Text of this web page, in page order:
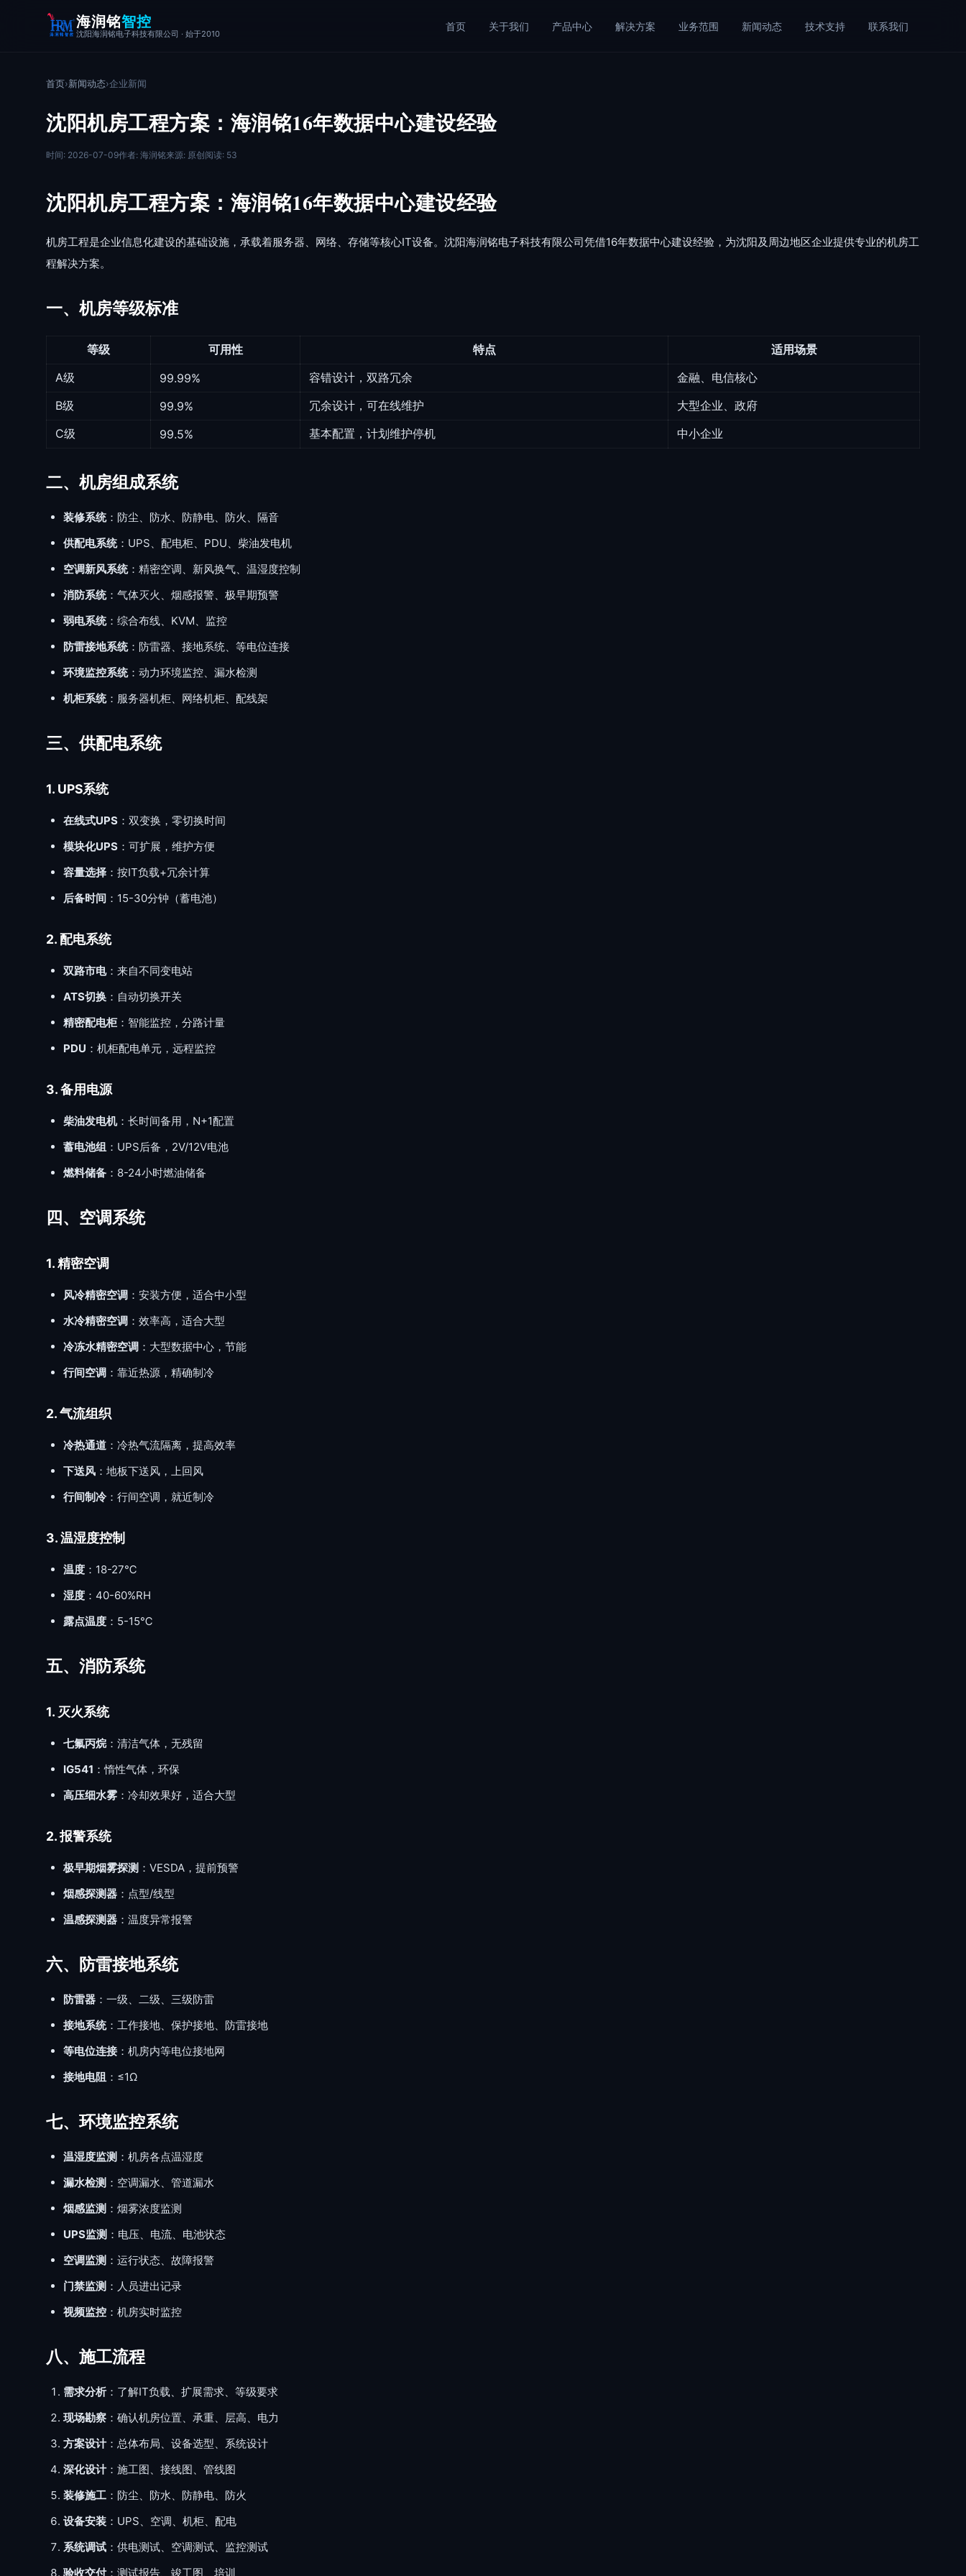
海润铭智控
沈阳海润铭电子科技有限公司 · 始于2010
首页 关于我们 产品中心 解决方案 业务范围 新闻动态 技术支持 联系我们
首页›新闻动态›企业新闻
沈阳机房工程方案：海润铭16年数据中心建设经验
时间: 2026-07-09作者: 海润铭来源: 原创阅读: 53
沈阳机房工程方案：海润铭16年数据中心建设经验
机房工程是企业信息化建设的基础设施，承载着服务器、网络、存储等核心IT设备。沈阳海润铭电子科技有限公司凭借16年数据中心建设经验，为沈阳及周边地区企业提供专业的机房工
程解决方案。
一、机房等级标准
等级 可用性 特点
适用场景
A级
99.99% 容错设计，双路冗余
金融、电信核心
B级
99.9% 冗余设计，可在线维护
大型企业、政府
C级
99.5% 基本配置，计划维护停机 中小企业
二、机房组成系统
装修系统：防尘、防水、防静电、防火、隔音
供配电系统：UPS、配电柜、PDU、柴油发电机
空调新风系统：精密空调、新风换气、温湿度控制
消防系统：气体灭火、烟感报警、极早期预警
弱电系统：综合布线、KVM、监控
防雷接地系统：防雷器、接地系统、等电位连接
环境监控系统：动力环境监控、漏水检测
机柜系统：服务器机柜、网络机柜、配线架
三、供配电系统
1. UPS系统
在线式UPS ：双变换，零切换时间
模块化UPS ：可扩展，维护方便
容量选择 ：按IT负载+冗余计算
后备时间 ：15-30分钟（蓄电池）
2. 配电系统
双路市电：来自不同变电站
ATS切换 ：自动切换开关
精密配电柜：智能监控，分路计量
PDU ：机柜配电单元，远程监控
3. 备用电源
柴油发电机：长时间备用，N+1配置
蓄电池组 ：UPS后备，2V/12V电池
燃料储备 ：8-24小时燃油储备
四、空调系统
1. 精密空调
风冷精密空调 ：安装方便，适合中小型
水冷精密空调 ：效率高，适合大型
冷冻水精密空调 ：大型数据中心，节能
行间空调 ：靠近热源，精确制冷
2. 气流组织
冷热通道 ：冷热气流隔离，提高效率
下送风 ：地板下送风，上回风
行间制冷：行间空调，就近制冷
3. 温湿度控制
温度 ：18-27℃
湿度 ：40-60%RH
露点温度 ：5-15℃
五、消防系统
1. 灭火系统
七氟丙烷：清洁气体，无残留
IG541 ：惰性气体，环保
高压细水雾 ：冷却效果好，适合大型
2. 报警系统
极早期烟雾探测 ：VESDA，提前预警
烟感探测器 ：点型/线型
温感探测器 ：温度异常报警
六、防雷接地系统
防雷器 ：一级、二级、三级防雷
接地系统：工作接地、保护接地、防雷接地
等电位连接：机房内等电位接地网
接地电阻 ：≤1Ω
七、环境监控系统
温湿度监测 ：机房各点温湿度
漏水检测 ：空调漏水、管道漏水
烟感监测 ：烟雾浓度监测
UPS监测 ：电压、电流、电池状态
空调监测 ：运行状态、故障报警
门禁监测 ：人员进出记录
视频监控 ：机房实时监控
八、施工流程
需求分析：了解IT负载、扩展需求、等级要求
现场勘察 ：确认机房位置、承重、层高、电力
方案设计：总体布局、设备选型、系统设计
深化设计：施工图、接线图、管线图
装修施工 ：防尘、防水、防静电、防火
设备安装 ：UPS、空调、机柜、配电
系统调试 ：供电测试、空调测试、监控测试
验收交付：测试报告、竣工图、培训